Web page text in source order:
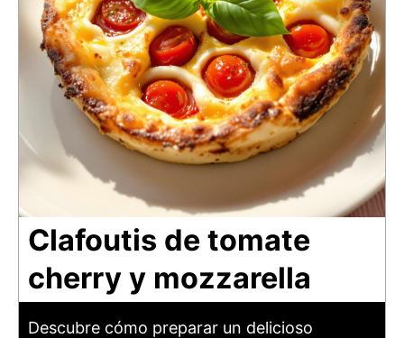
Clafoutis de tomate
cherry y mozzarella
Descubre cómo preparar un delicioso